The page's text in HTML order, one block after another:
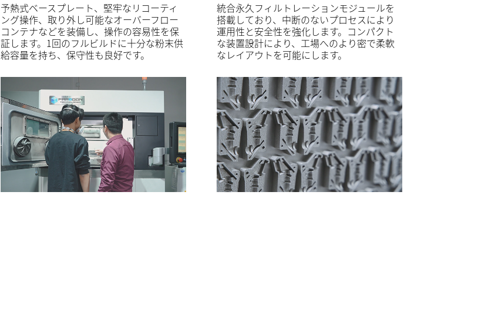
予熱式ベースプレート、堅牢なリコーティ
ング操作、取り外し可能なオーバーフロー
コンテナなどを装備し、操作の容易性を保
証します。1回のフルビルドに十分な粉末供
給容量を持ち、保守性も良好です。
統合永久フィルトレーションモジュールを
搭載しており、中断のないプロセスにより
運用性と安全性を強化します。コンパクト
な装置設計により、工場へのより密で柔軟
なレイアウトを可能にします。